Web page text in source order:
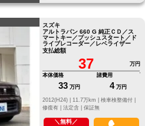
スズキ
アルトラパン 660 G 純正ＣＤ／ス
マートキー／プッシュスタート／ド
ライブレコーダー／レベライザー
支払総額
37
万円
本体価格
33 万円
諸費用
4 万円
修復有 | 法定含 | 保証無
＼無料／